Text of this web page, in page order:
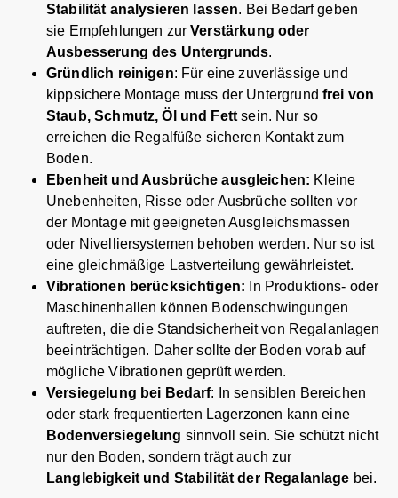
Stabilität analysieren lassen. Bei Bedarf geben
sie Empfehlungen zurVerstärkung oder
Ausbesserung des Untergrunds.
Gründlich reinigen: Für eine zuverlässige und
kippsichere Montage muss der Untergrund frei von
Staub, Schmutz, Öl und Fett sein. Nur so
erreichen die Regalfüße sicheren Kontakt zum
Boden.
Ebenheit und Ausbrüche ausgleichen: Kleine
Unebenheiten, Risse oder Ausbrüche sollten vor
der Montage mit geeigneten Ausgleichsmassen
oder Nivelliersystemen behoben werden. Nur so ist
eine gleichmäßige Lastverteilung gewährleistet.
Vibrationen berücksichtigen: In Produktions- oder
Maschinenhallen können Bodenschwingungen
auftreten, die die Standsicherheit von Regalanlagen
beeinträchtigen. Daher sollte der Boden vorab auf
mögliche Vibrationen geprüft werden.
Versiegelung bei Bedarf: In sensiblen Bereichen
oder stark frequentierten Lagerzonen kann eine
Bodenversiegelung sinnvoll sein. Sie schützt nicht
nur den Boden, sondern trägt auch zur
Langlebigkeit und Stabilität der Regalanlage bei.